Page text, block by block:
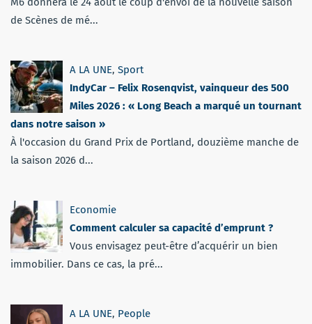
de Scènes de mé...
A LA UNE, Sport
IndyCar – Felix Rosenqvist, vainqueur des 500
Miles 2026 : « Long Beach a marqué un tournant
dans notre saison »
À l'occasion du Grand Prix de Portland, douzième manche de
la saison 2026 d...
Economie
Comment calculer sa capacité d’emprunt ?
Vous envisagez peut-être d’acquérir un bien
immobilier. Dans ce cas, la pré...
A LA UNE, People